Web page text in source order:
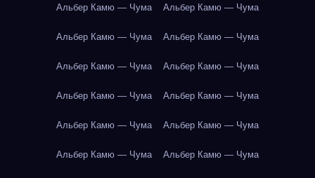
Альбер Камю — Чума Альбер Камю — Чума
Альбер Камю — Чума Альбер Камю — Чума
Альбер Камю — Чума Альбер Камю — Чума
Альбер Камю — Чума Альбер Камю — Чума
Альбер Камю — Чума Альбер Камю — Чума
Альбер Камю — Чума Альбер Камю — Чума